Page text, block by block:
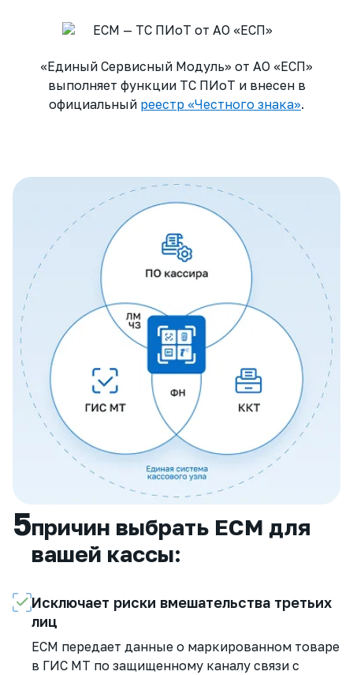
Бар
Сеть
Доставка
СПА
Оборудование
База знаний
Статьи
Инструкции
Новости
Подкасты
«Единый Сервисный Модуль» от АО «ЕСП»
выполняет функции ТС ПИоТ и внесен в
официальный реестр «Честного знака».
5причин выбрать ЕСМ для
вашей кассы:
Исключает риски вмешательства третьих
лиц
ЕСМ передает данные о маркированном товаре
в ГИС МТ по защищенному каналу связи с